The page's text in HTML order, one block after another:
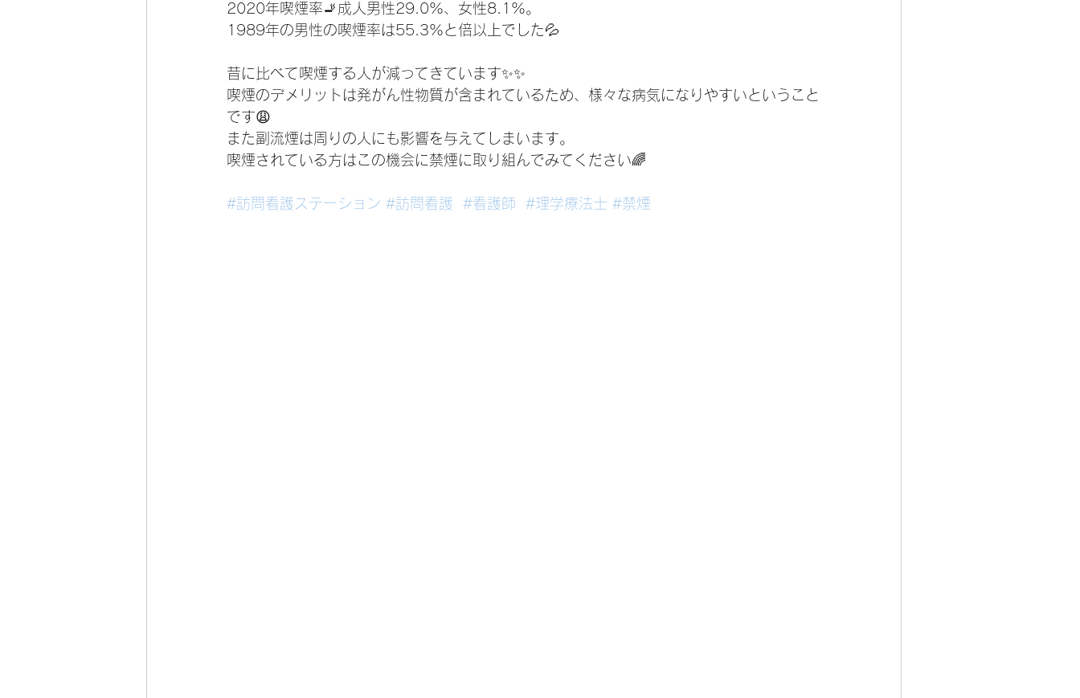
2020年喫煙率🚬成人男性29.0%、女性8.1%。
1989年の男性の喫煙率は55.3%と倍以上でした💦
昔に比べて喫煙する人が減ってきています✨✨
喫煙のデメリットは発がん性物質が含まれているため、様々な病気になりやすいということ
です😩
また副流煙は周りの人にも影響を与えてしまいます。
喫煙されている方はこの機会に禁煙に取り組んでみてください🌈
#訪問看護ステーション #訪問看護 #看護師 #理学療法士 #禁煙